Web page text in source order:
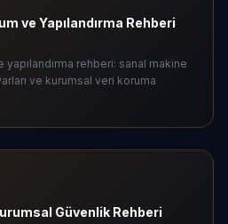
ve Yapılandırma Rehberi
rehberi: sanal makine
ve kurumsal veri koruma
Güvenlik Rehberi